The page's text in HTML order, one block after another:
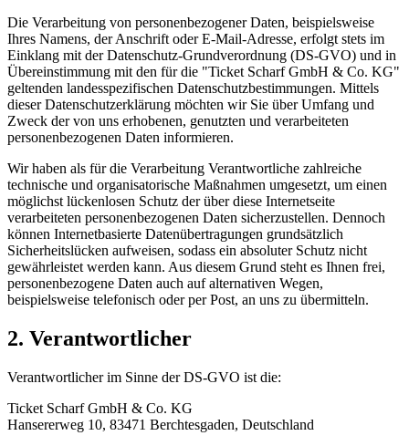
Die Verarbeitung von personenbezogener Daten, beispielsweise
Ihres Namens, der Anschrift oder E-Mail-Adresse, erfolgt stets im
Einklang mit der Datenschutz-Grundverordnung (DS-GVO) und in
Übereinstimmung mit den für die "Ticket Scharf GmbH & Co. KG"
geltenden landesspezifischen Datenschutzbestimmungen. Mittels
dieser Datenschutzerklärung möchten wir Sie über Umfang und
Zweck der von uns erhobenen, genutzten und verarbeiteten
personenbezogenen Daten informieren.
Wir haben als für die Verarbeitung Verantwortliche zahlreiche
technische und organisatorische Maßnahmen umgesetzt, um einen
möglichst lückenlosen Schutz der über diese Internetseite
verarbeiteten personenbezogenen Daten sicherzustellen. Dennoch
können Internetbasierte Datenübertragungen grundsätzlich
Sicherheitslücken aufweisen, sodass ein absoluter Schutz nicht
gewährleistet werden kann. Aus diesem Grund steht es Ihnen frei,
personenbezogene Daten auch auf alternativen Wegen,
beispielsweise telefonisch oder per Post, an uns zu übermitteln.
2. Verantwortlicher
Verantwortlicher im Sinne der DS-GVO ist die:
Ticket Scharf GmbH & Co. KG
Hansererweg 10, 83471 Berchtesgaden, Deutschland